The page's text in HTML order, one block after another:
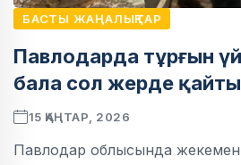
БАСТЫ ЖАҢАЛЫҚТАР
Павлодарда тұрғын үй
бала сол жерде
15 ҚАҢТАР, 2026
Павлодар облысында